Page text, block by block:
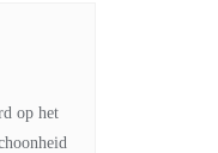
op het